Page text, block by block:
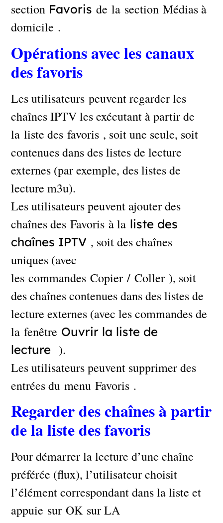
section Favoris de la section Médias à
domicile .
Opérations avec les canaux
des favoris
Les utilisateurs peuvent regarder les
chaînes IPTV les exécutant à partir de
la liste des favoris , soit une seule, soit
contenues dans des listes de lecture
externes (par exemple, des listes de
lecture m3u).
Les utilisateurs peuvent ajouter des
chaînes des Favoris à la liste des
chaînes IPTV , soit des chaînes
uniques (avec
les commandes Copier / Coller ), soit
des chaînes contenues dans des listes de
lecture externes (avec les commandes de
la fenêtre Ouvrir la liste de
lecture ).
Les utilisateurs peuvent supprimer des
entrées du menu Favoris .
Regarder des chaînes à partir
de la liste des favoris
Pour démarrer la lecture d’une chaîne
préférée (flux), l’utilisateur choisit
l’élément correspondant dans la liste et
appuie sur OK sur LA